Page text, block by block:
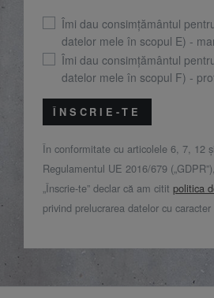
Îmi dau consimțământul
datelor mele în scopul E) -
Îmi dau consimțământul
datelor mele în scopul F) -
ÎNSCRIE-TE
În conformitate cu articolele 6, 7, 12
Regulamentul UE 2016/679
„Înscrie-te” declar că am citit politica
privind prelucrarea datelor cu caracter